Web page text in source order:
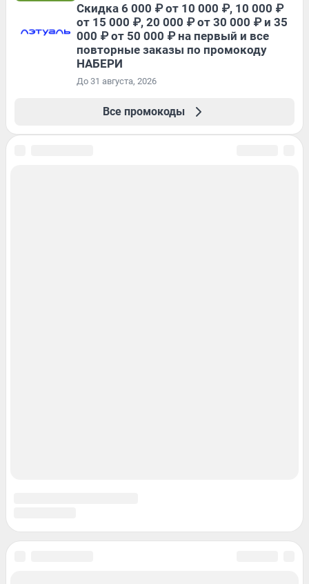
Скидка 6 000 ₽ от 10 000 ₽, 10 000 ₽
от 15 000 ₽, 20 000 ₽ от 30 000 ₽ и 35
000 ₽ от 50 000 ₽ на первый и все
повторные заказы по промокоду
НАБЕРИ
До 31 августа, 2026
Все промокоды